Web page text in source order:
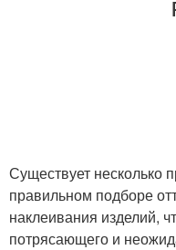
Существует несколько
правильном подборе
наклеивания изделий,
потрясающего и